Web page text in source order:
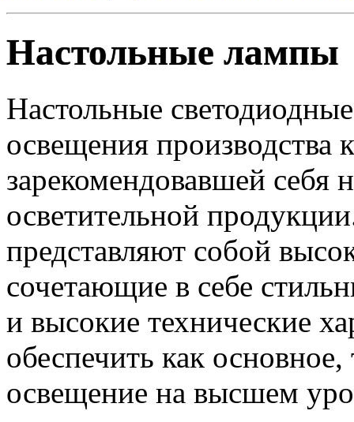
Настольные лампы
Настольные
освещения
зарекомендовавшей себя
осветительной
представляют собой
сочетающие в себе
и высокие технические
обеспечить как
освещение на высшем